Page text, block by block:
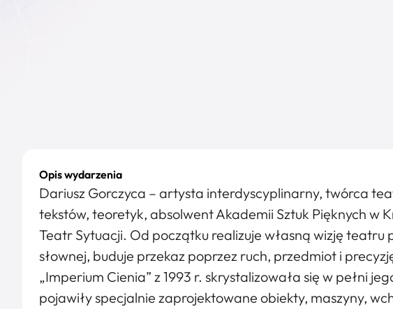
Opis wydarzenia
Dariusz Gorczyca – artysta interdyscyplinarny, twórca
tekstów, teoretyk, absolwent Akademii Sztuk Pięknych w
Teatr Sytuacji. Od początku realizuje własną wizję
słownej, buduje przekaz poprzez ruch, przedmiot i
„Imperium Cienia” z 1993 r. skrystalizowała się w pełni
pojawiły specjalnie zaprojektowane obiekty, maszyny,